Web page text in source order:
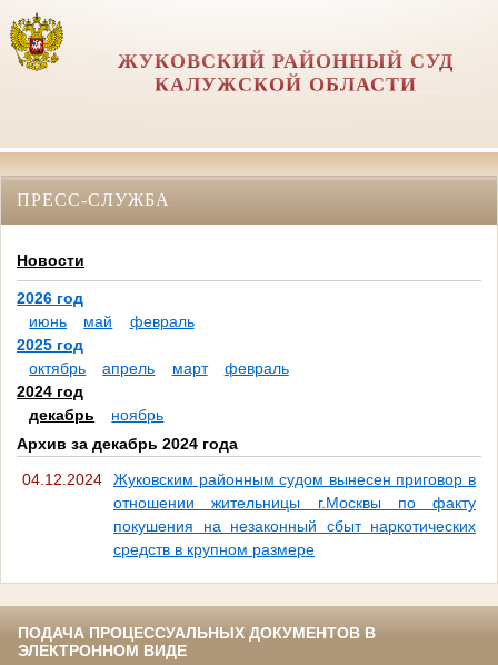
ЖУКОВСКИЙ РАЙОННЫЙ СУД
КАЛУЖСКОЙ ОБЛАСТИ
ПРЕСС-СЛУЖБА
Новости
2026 год
июнь
май
февраль
2025 год
октябрь
апрель март
февраль
2024 год
декабрь
ноябрь
Архив за декабрь 2024 года
04.12.2024
Жуковским районным судом вынесен приговор в
отношении жительницы г.Москвы по факту
покушения на незаконный сбыт наркотических
средств в крупном размере
ПОДАЧА ПРОЦЕССУАЛЬНЫХ ДОКУМЕНТОВ В
ЭЛЕКТРОННОМ ВИДЕ